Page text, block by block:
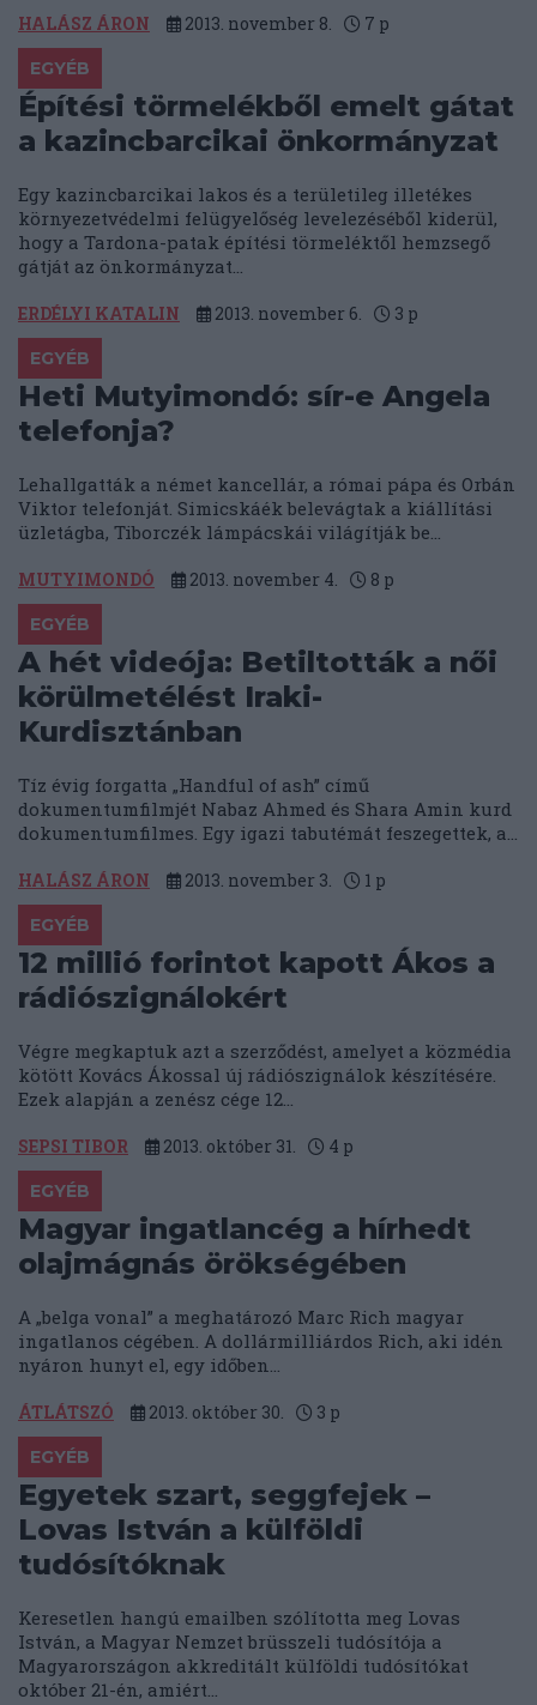
HALÁSZ ÁRON 2013. november 8. 7 p
EGYÉB
Építési törmelékből emelt gátat
a kazincbarcikai önkormányzat
Egy kazincbarcikai lakos és a területileg illetékes
környezetvédelmi felügyelőség levelezéséből kiderül,
hogy a Tardona-patak építési törmeléktől hemzsegő
gátját az önkormányzat...
ERDÉLYI KATALIN 2013. november 6. 3 p
EGYÉB
Heti Mutyimondó: sír-e Angela
telefonja?
Lehallgatták a német kancellár, a római pápa és Orbán
Viktor telefonját. Simicskáék belevágtak a kiállítási
üzletágba, Tiborczék lámpácskái világítják be...
MUTYIMONDÓ 2013. november 4. 8 p
EGYÉB
A hét videója: Betiltották a női
körülmetélést Iraki-
Kurdisztánban
Tíz évig forgatta „Handful of ash” című
dokumentumfilmjét Nabaz Ahmed és Shara Amin kurd
dokumentumfilmes. Egy igazi tabutémát feszegettek, a...
HALÁSZ ÁRON 2013. november 3. 1 p
EGYÉB
12 millió forintot kapott Ákos a
rádiószignálokért
Végre megkaptuk azt a szerződést, amelyet a közmédia
kötött Kovács Ákossal új rádiószignálok készítésére.
Ezek alapján a zenész cége 12...
SEPSI TIBOR 2013. október 31. 4 p
EGYÉB
Magyar ingatlancég a hírhedt
olajmágnás örökségében
A „belga vonal” a meghatározó Marc Rich magyar
ingatlanos cégében. A dollármilliárdos Rich, aki idén
nyáron hunyt el, egy időben...
ÁTLÁTSZÓ 2013. október 30. 3 p
EGYÉB
Egyetek szart, seggfejek –
Lovas István a külföldi
tudósítóknak
Keresetlen hangú emailben szólította meg Lovas
István, a Magyar Nemzet brüsszeli tudósítója a
Magyarországon akkreditált külföldi tudósítókat
október 21-én, amiért...